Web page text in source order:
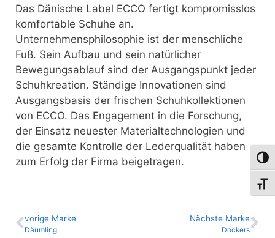
Das Dänische Label ECCO fertigt kompromisslos
komfortable Schuhe an.
Unternehmensphilosophie ist der menschliche
Fuß. Sein Aufbau und sein natürlicher
Bewegungsablauf sind der Ausgangspunkt jeder
Schuhkreation. Ständige Innovationen sind
Ausgangsbasis der frischen Schuhkollektionen
von ECCO. Das Engagement in die Forschung,
der Einsatz neuester Materialtechnologien und
die gesamte Kontrolle der Lederqualität haben
zum Erfolg der Firma beigetragen.
vo­ri­ge Marke
Däumling
Nächste Marke
Dockers